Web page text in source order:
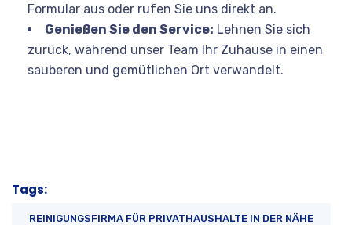
Formular aus oder rufen Sie uns direkt an.
Genießen Sie den Service: Lehnen Sie sich
zurück, während unser Team Ihr Zuhause in einen
sauberen und gemütlichen Ort verwandelt.
Tags:
REINIGUNGSFIRMA FÜR PRIVATHAUSHALTE IN DER NÄHE